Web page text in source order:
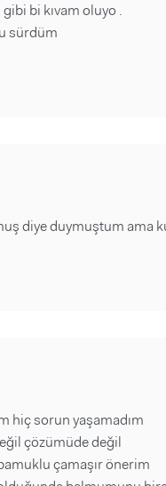
bi kıvam oluyo .
sürdüm
diye duymuştum ama
hiç sorun yaşamadım
çözümüde değil
çamaşır önerim